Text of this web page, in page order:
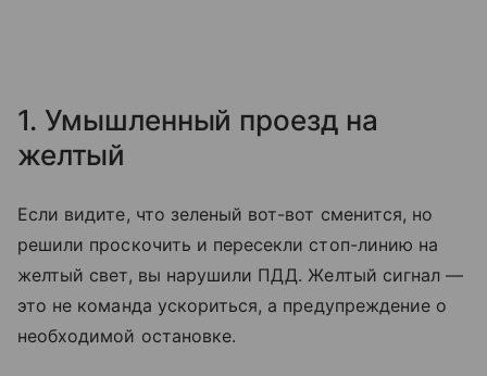
1. Умышленный проезд на
желтый
Если видите, что зеленый вот-вот сменится, но
решили проскочить и пересекли стоп-линию на
желтый свет, вы нарушили ПДД. Желтый сигнал —
это не команда ускориться, а предупреждение о
необходимой остановке.